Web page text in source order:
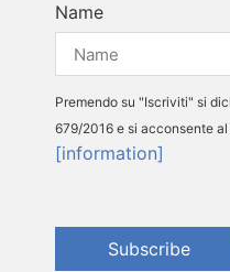
Name
Premendo su "Iscriviti" si
679/2016 e si acconsente
[information]
Subscribe